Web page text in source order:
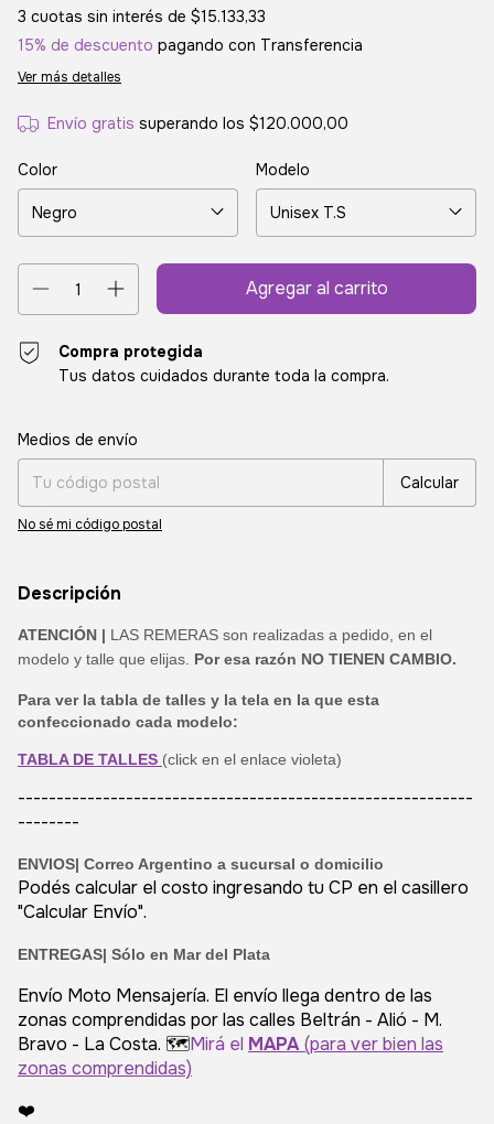
3 cuotas sin interés de $15.133,33
15% de descuento pagando con Transferencia
Ver más detalles
Envío gratis superando los $120.000,00
Color Modelo
Compra protegida
Tus datos cuidados durante toda la compra.
Entregas para el CP:
Medios de envío
Calcular
No sé mi código postal
Descripción
ATENCIÓN | LAS REMERAS son realizadas a pedido, en el
modelo y talle que elijas. Por esa razón NO TIENEN CAMBIO.
Para ver la tabla de talles y la tela en la que esta
confeccionado cada modelo:
TABLA DE TALLES (click en el enlace violeta)
-----------------------------------------------------------
--------
ENVIOS| Correo Argentino a sucursal o domicilio
Podés calcular el costo ingresando tu CP en el casillero
"Calcular Envío".
ENTREGAS| Sólo en Mar del Plata
Envío Moto Mensajería. El envío llega dentro de las
zonas comprendidas por las calles Beltrán - Alió - M.
Bravo - La Costa. 🗺️Mirá el MAPA(para ver bien las
zonas comprendidas)
❤️